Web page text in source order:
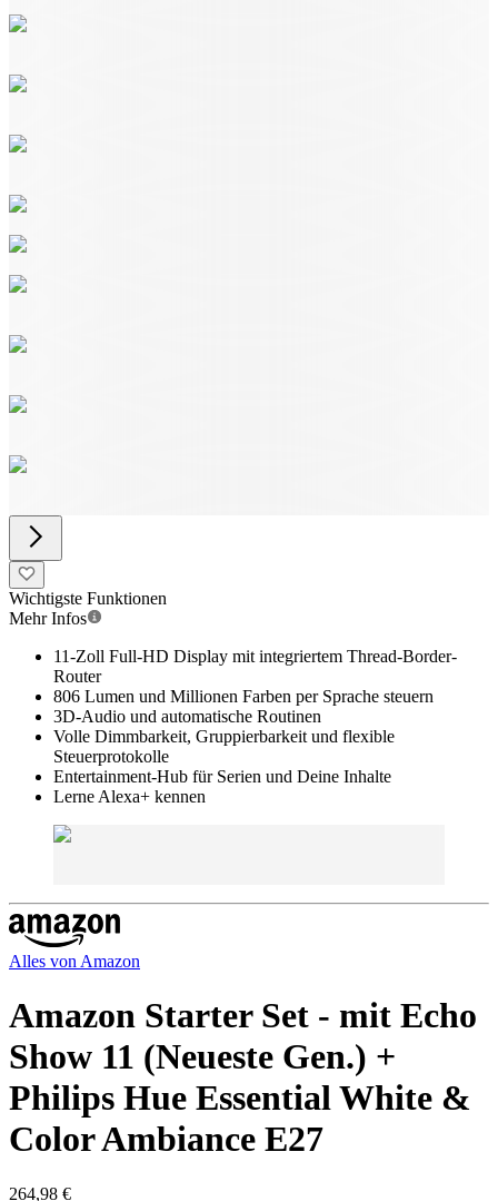
Wichtigste Funktionen
Mehr Infos
11-Zoll Full-HD Display mit integriertem Thread-Border-
Router
806 Lumen und Millionen Farben per Sprache steuern
3D-Audio und automatische Routinen
Volle Dimmbarkeit, Gruppierbarkeit und flexible
Steuerprotokolle
Entertainment-Hub für Serien und Deine Inhalte
Lerne Alexa+ kennen
Alles von Amazon
Amazon Starter Set - mit Echo
Show 11 (Neueste Gen.) +
Philips Hue Essential White &
Color Ambiance E27
264,98 €